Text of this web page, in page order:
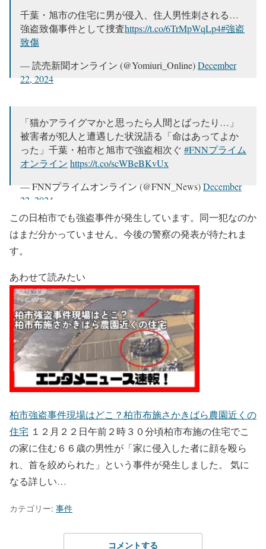
千葉・旭市の住宅に男が侵入、住人男性刺される…
強盗致傷事件として捜査https://t.co/6TrMpWqLp4#強盗
致傷
— 読売新聞オンライン (@Yomiuri_Online)December
22, 2024
「猫かアライグマかと思ったら人間とばったり…」
被害者が犯人と遭遇した状況語る「命はあってよか
った」千葉・柏市と旭市で強盗相次ぐ #FNNプライム
オンライン https://t.co/scWBeBKvUx
— FNNプライムオンライン (@FNN_News)December
22, 2024
この日柏市でも強盗事件が発生しています。同一犯なのか
はまだ分かっていません。今後の警察の発表が待たれま
す。
あわせて読みたい
柏市強盗事件現場はどこ？柏市布施さかきばら農園近くの
住宅 １２月２２日午前２時３０分頃柏市布施の住宅でこ
の家に住む６６歳の男性が「家に侵入した者に顔を殴ら
れ、首を絞められた」という事件が発生しました。 気に
なる詳しい…
カテゴリー: 事件
コメントする